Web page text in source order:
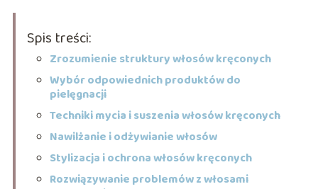
Spis treści:
Zrozumienie struktury włosów kręconych
Wybór odpowiednich produktów do
pielęgnacji
Techniki mycia i suszenia włosów kręconych
Nawilżanie i odżywianie włosów
Stylizacja i ochrona włosów kręconych
Rozwiązywanie problemów z włosami